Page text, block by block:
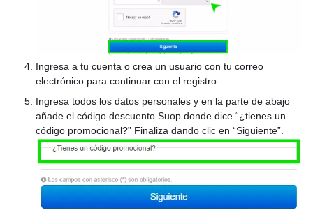
Ingresa a tu cuenta o crea un usuario con tu correo
electrónico para continuar con el registro.
Ingresa todos los datos personales y en la parte de abajo
añade el código descuento Suop donde dice “¿tienes un
código promocional?” Finaliza dando clic en “Siguiente”.